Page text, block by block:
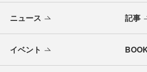
ニュース 記事
イベント